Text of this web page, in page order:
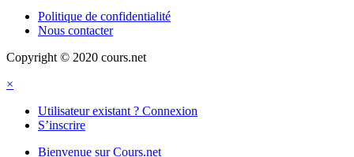
Politique de confidentialité
Nous contacter
Copyright © 2020 cours.net
×
Utilisateur existant ? Connexion
S’inscrire
Bienvenue sur Cours.net